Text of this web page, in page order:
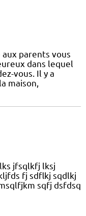
parents vous
dans lequel
vous. Il y a
maison,
jfsqlkfj lksj
fj sdflkj sqdlkj
sqfj dsfdsq